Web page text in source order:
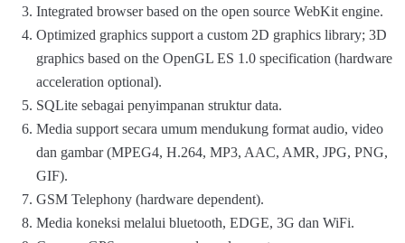
Integrated browser based on the open source WebKit engine.
Optimized graphics support a custom 2D graphics library; 3D
graphics based on the OpenGL ES 1.0 specification (hardware
acceleration optional).
SQLite sebagai penyimpanan struktur data.
Media support secara umum mendukung format audio, video
dan gambar (MPEG4, H.264, MP3, AAC, AMR, JPG, PNG,
GIF).
GSM Telephony (hardware dependent).
Media koneksi melalui bluetooth, EDGE, 3G dan WiFi.